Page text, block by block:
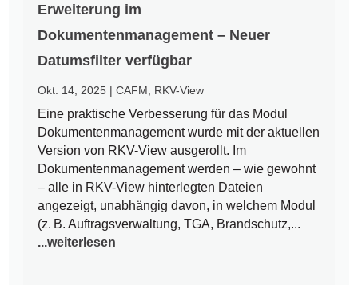
Erweiterung im
Dokumentenmanagement – Neuer
Datumsfilter verfügbar
Okt. 14, 2025 |CAFM RKV-View
Eine praktische Verbesserung für das Modul
Dokumentenmanagement wurde mit der aktuellen
Version von RKV-View ausgerollt. Im
Dokumentenmanagement werden – wie gewohnt
– alle in RKV-View hinterlegten Dateien
angezeigt, unabhängig davon, in welchem Modul
(z. B. Auftragsverwaltung, TGA, Brandschutz,...
...weiterlesen